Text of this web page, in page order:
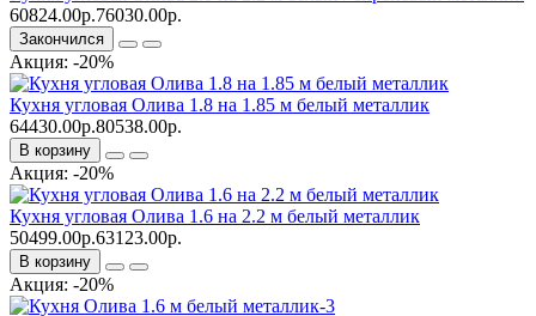
60824.00р.76030.00р.
Закончился
Акция: -20%
Кухня угловая Олива 1.8 на 1.85 м белый металлик
64430.00р.80538.00р.
В корзину
Акция: -20%
Кухня угловая Олива 1.6 на 2.2 м белый металлик
50499.00р.63123.00р.
В корзину
Акция: -20%